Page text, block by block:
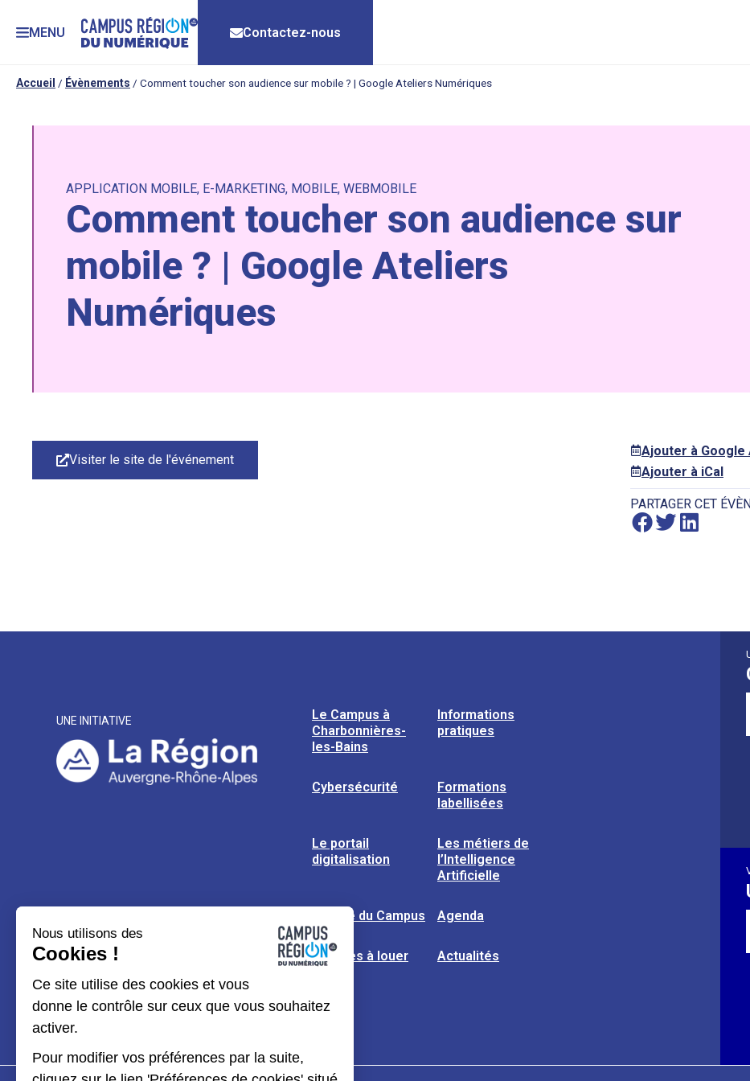
MENU Contactez-nous
Accueil / Évènements / Comment toucher son audience sur mobile ? | Google Ateliers Numériques
APPLICATION MOBILE, E-MARKETING, MOBILE, WEBMOBILE
Comment toucher son audience sur
mobile ? | Google Ateliers
Numériques
Visiter le site de l'événement
Ajouter à Google
Ajouter à iCal
PARTAGER CET
UNE INITIATIVE
Le Campus à
Charbonnières-
les-Bains
Informations
pratiques
Cybersécurité
Formations
labellisées
Le portail
digitalisation
Les métiers de
l’Intelligence
Artificielle
L’usine du Campus Agenda
Espaces à louer Actualités
Nous utilisons des
Cookies !
Ce site utilise des cookies et vous
donne le contrôle sur ceux que vous souhaitez
activer.
Pour modifier vos préférences par la suite,